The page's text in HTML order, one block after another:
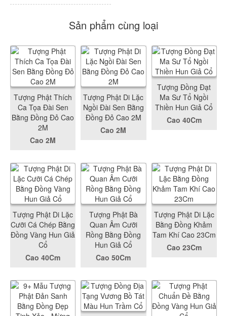
Sản phẩm cùng loại
Tượng Phật Thích
Ca Tọa Đài Sen
Bằng Đồng Đỏ Cao
2M
Cao 2M
Tượng Phật Di Lặc
Ngồi Đài Sen Bằng
Đồng Đỏ Cao 2M
Cao 2M
Tượng Đồng Đạt
Ma Sư Tổ Ngồi
Thiền Hun Giả Cổ
Cao 40Cm
Tượng Phật Di Lặc
Cưỡi Cá Chép Bằng
Đồng Vàng Hun Giả
Cổ
Cao 40Cm
Tượng Phật Bà
Quan Âm Cưỡi
Rồng Bằng Đồng
Hun Giả Cổ
Cao 50Cm
Tượng Phật Di Lặc
Bằng Đồng Khảm
Tam Khí Cao 23Cm
Cao 23Cm